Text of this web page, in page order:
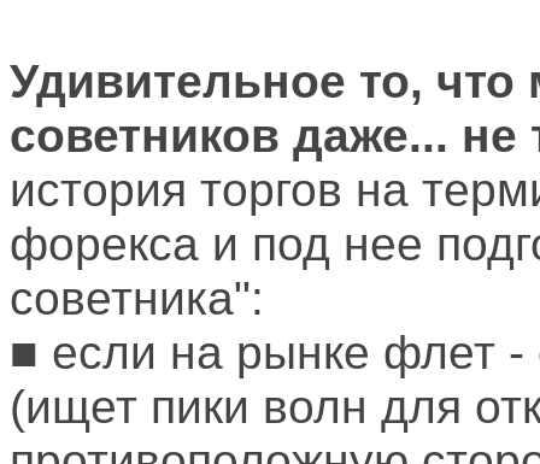
Удивительное то,
советников даже...
история торгов на
форекса и под нее
советника":
■ если на рынке флет -
(ищет пики волн для